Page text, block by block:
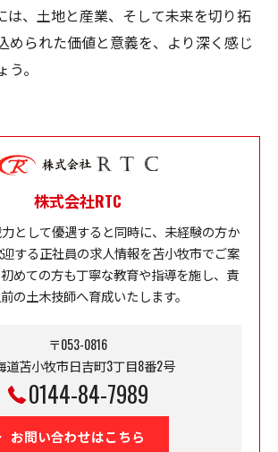
は、土地と産業、そして未来を切り拓
められた価値と意義を、より深く感じ
。
株式会社RTC
として優遇すると同時に、未経験の方か
する正社員の求人情報を苫小牧市でご案
めての方も丁寧な教育や指導を施し、責
の土木技師へ育成いたします。
〒053-0816
道苫小牧市日吉町3丁目8番2号
0144-84-7989
お問い合わせはこちら